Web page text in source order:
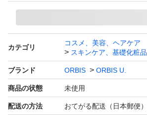
です。
★在庫複数ございます。
★お値下げはご遠慮ください。
詰め替え用
詰替え用
カテゴリ
コスメ、美容、ヘアケア
スキンケア、基礎化粧品
ブランド ORBIS ORBIS U.
商品の状態 未使用
配送の方法 おてがる配送（日本郵便）